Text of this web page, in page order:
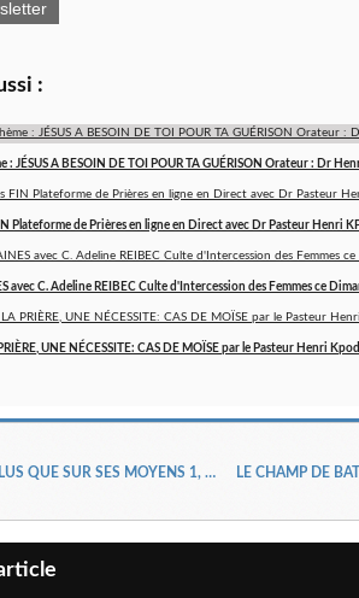
:
: JÉSUS A BESOIN DE TOI POUR TA GUÉRISON Orateur : Dr
Plateforme de Prières en ligne en Direct avec Dr Pasteur Henri
avec C. Adeline REIBEC Culte d'Intercession des Femmes ce
UNE NÉCESSITE: CAS DE MOÏSE par le Pasteur Henri
COMPTER SUR DIEU PLUS QUE SUR SES MOYENS 1, MARTIN MUTYEBELE